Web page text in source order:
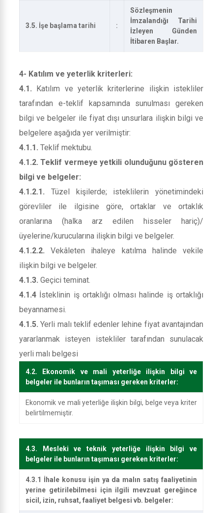
3.5. İşe başlama tarihi :
Sözleşmenin
İmzalandığı Tarihi
İzleyen Günden
İtibaren Başlar.
4- Katılım ve yeterlik kriterleri:
4.1. Katılım ve yeterlik kriterlerine ilişkin istekliler
tarafından e-teklif kapsamında sunulması gereken
bilgi ve belgeler ile fiyat dışı unsurlara ilişkin bilgi ve
belgelere aşağıda yer verilmiştir:
4.1.1. Teklif mektubu.
4.1.2. Teklif vermeye yetkili olunduğunu gösteren
bilgi ve belgeler:
4.1.2.1. Tüzel kişilerde; isteklilerin yönetimindeki
görevliler ile ilgisine göre, ortaklar ve ortaklık
oranlarına (halka arz edilen hisseler hariç)/
üyelerine/kurucularına ilişkin bilgi ve belgeler.
4.1.2.2. Vekâleten ihaleye katılma halinde vekile
ilişkin bilgi ve belgeler.
4.1.3. Geçici teminat.
4.1.4 İsteklinin iş ortaklığı olması halinde iş ortaklığı
beyannamesi.
4.1.5. Yerli malı teklif edenler lehine fiyat avantajından
yararlanmak isteyen istekliler tarafından sunulacak
yerli malı belgesi
4.2. Ekonomik ve mali yeterliğe ilişkin bilgi ve
belgeler ile bunların taşıması gereken kriterler:
Ekonomik ve mali yeterliğe ilişkin bilgi, belge veya kriter
belirtilmemiştir.
4.3. Mesleki ve teknik yeterliğe ilişkin bilgi ve
belgeler ile bunların taşıması gereken kriterler:
4.3.1 İhale konusu işin ya da malın satış faaliyetinin
yerine getirilebilmesi için ilgili mevzuat gereğince
sicil, izin, ruhsat, faaliyet belgesi vb. belgeler: